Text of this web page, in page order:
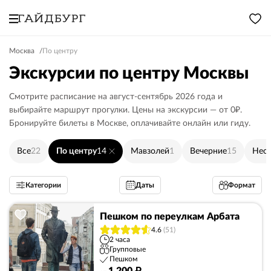
Москва По центру
Экскурсии по центру Москвы
Смотрите расписание на август-сентябрь 2026 года и
выбирайте маршрут прогулки. Цены на экскурсии — от 0₽.
Бронируйте билеты в Москве, оплачивайте онлайн или гиду.
Все22 По центру14 Мавзолей1 Вечерние15
Категории Даты Формат
Пешком по переулкам Арбата
4.6 (51)
2 часа
Групповые
Пешком